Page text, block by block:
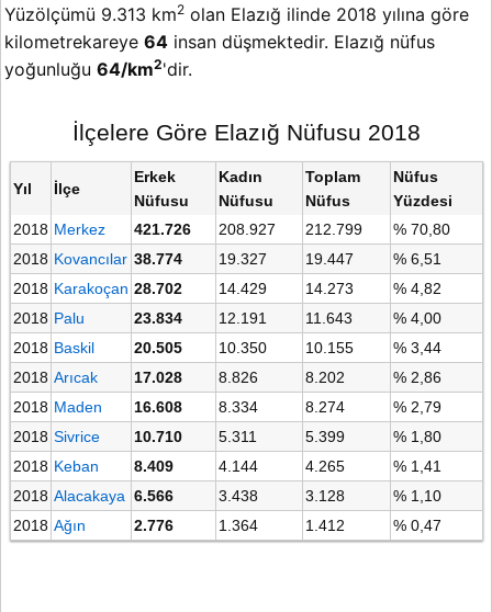
Yüzölçümü 9.313 km2 olan Elazığ ilinde 2018 yılına göre
kilometrekareye 64 insan düşmektedir. Elazığ nüfus
yoğunluğu 64/km2'dir.
İlçelere Göre Elazığ Nüfusu 2018
Yıl İlçe
Erkek
Nüfusu
Kadın
Nüfusu
Toplam
Nüfus
Nüfus
Yüzdesi
2018 Merkez 421.726 208.927 212.799
% 70,80
2018 Kovancılar 38.774 19.327 19.447
% 6,51
2018 Karakoçan 28.702 14.429 14.273
% 4,82
2018 Palu 23.834 12.191 11.643
% 4,00
2018 Baskil 20.505 10.350 10.155
% 3,44
2018 Arıcak 17.028 8.826 8.202
% 2,86
2018 Maden 16.608 8.334 8.274
% 2,79
2018 Sivrice 10.710 5.311 5.399
% 1,80
2018 Keban 8.409 4.144 4.265
% 1,41
2018 Alacakaya 6.566 3.438 3.128
% 1,10
2018 Ağın 2.776 1.364 1.412 % 0,47